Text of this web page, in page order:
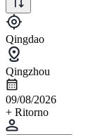
Qingdao
Qingzhou
09/08/2026
+ Ritorno